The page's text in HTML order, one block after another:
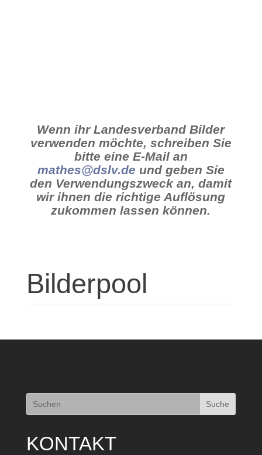
Wenn ihr Landesverband Bilder
verwenden möchte, schreiben Sie
bitte eine E-Mail an
mathes@dslv.de und geben Sie
den Verwendungszweck an, damit
wir ihnen die richtige Auflösung
zukommen lassen können.
Bilderpool
KONTAKT